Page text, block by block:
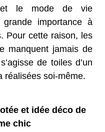
et le mode de vie
grande importance à
Pour cette raison, les
manquent jamais de
de toiles d’un
réalisées soi-même.
et idée déco de
chic